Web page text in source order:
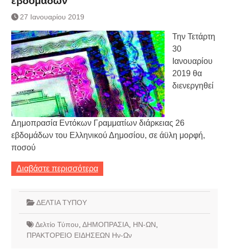
Συναλλάγματος &
Τραπεζογραμματίων 7-3-2019
Ημερήσιο Δελτίο Τιμών
Συναλλάγματος &
Τραπεζογραμματίων 4-3-2019
Κάθοδος αγροτών
Δικαιοσύνη
27 Ιανουαρίου 2019
Την Τετάρτη
30
Ιανουαρίου
2019 θα
διενεργηθεί
Δημοπρασία Εντόκων Γραμματίων διάρκειας 26
εβδομάδων του Ελληνικού Δημοσίου, σε άϋλη μορφή,
ποσού
Διαβάστε περισσότερα
ΔΕΛΤΙΑ ΤΥΠΟΥ
Δελτίο Τύπου ΔΗΜΟΠΡΑΣΙΑ, ΗΝ-ΩΝ
ΠΡΑΚΤΟΡΕΙΟ ΕΙΔΗΣΕΩΝ Ην-Ων